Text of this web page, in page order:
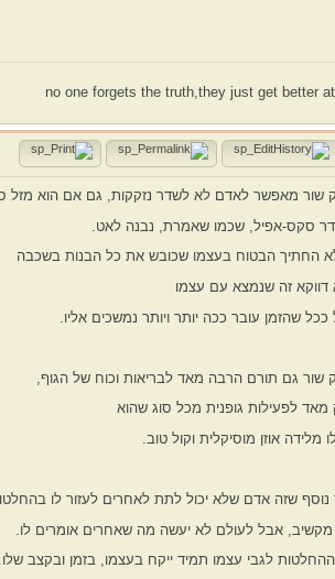
no one forgets the truth,they just get better
שור מאפשר לאדם לא לשדר נזקקות, גם אם הוא מזל
סקס-אפיל, שכמו שאמרת, נבנה לאט.
החתיך הבטוח בעצמו שכובש את כל הבנות בשכבה
דווקא זה שנמצא עם עצמו
שהזמן עובר ככה יותר ויותר נמשכים אליו.
שור גם תורם הרבה מאד לבריאות וכוח של הגוף,
מאד לפעילות גופנית מכל סוג שהוא
מלידה אוזן מוסיקלית וקול טוב.
נוסף שזה אדם שלא יכול לתת לאחרים לעזור לו
מקשיב, אבל לעולם לא יעשה מה שאחרים אומרים לו.
לגבי עצמו תמיד ייקח בעצמו, בזמן ובקצב שלו.